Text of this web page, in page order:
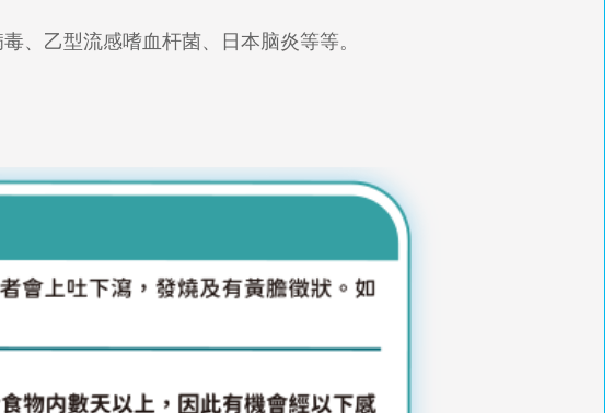
、乙型流感嗜血杆菌、日本脑炎等等。